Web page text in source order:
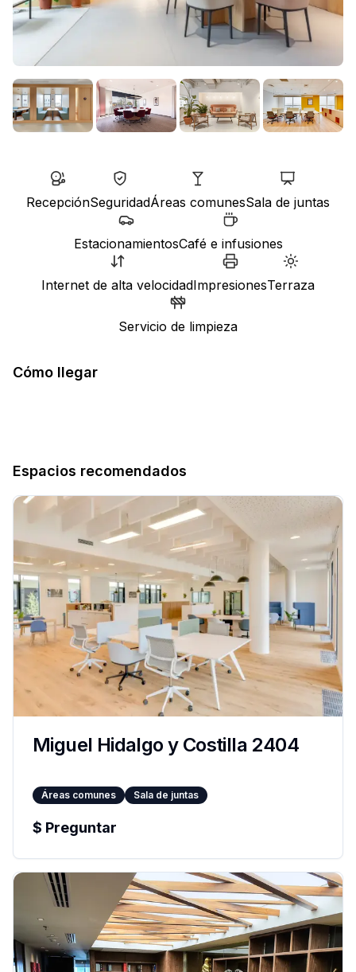
RecepciónSeguridadÁreas comunesSala de juntas
EstacionamientosCafé e infusiones
Internet de alta velocidadImpresionesTerraza
Servicio de limpieza
Cómo llegar
Espacios recomendados
Miguel Hidalgo y Costilla 2404
Áreas comunes Sala de juntas
$ Preguntar